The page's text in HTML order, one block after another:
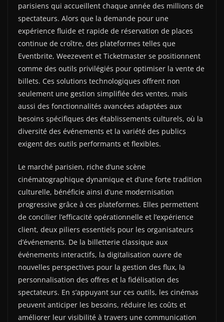
parisiens qui accueillent chaque année des millions de
spectateurs. Alors que la demande pour une
expérience fluide et rapide de réservation de places
continue de croître, des plateformes telles que
Eventbrite, Weezevent et Ticketmaster se positionnent
comme des outils privilégiés pour optimiser la vente de
billets. Ces solutions technologiques offrent non
seulement une gestion simplifiée des ventes, mais
aussi des fonctionnalités avancées adaptées aux
besoins spécifiques des établissements culturels, où la
diversité des événements et la variété des publics
exigent des outils performants et flexibles.
Le marché parisien, riche d’une scène
cinématographique dynamique et d’une forte tradition
culturelle, bénéficie ainsi d’une modernisation
progressive grâce à ces plateformes. Elles permettent
de concilier l’efficacité opérationnelle et l’expérience
client, deux piliers essentiels pour les organisateurs
d’événements. De la billetterie classique aux
événements interactifs, la digitalisation ouvre de
nouvelles perspectives pour la gestion des flux, la
personnalisation des offres et la fidélisation des
spectateurs. En s’appuyant sur ces outils, les cinémas
peuvent anticiper les besoins, réduire les coûts et
améliorer leur visibilité à travers une communication